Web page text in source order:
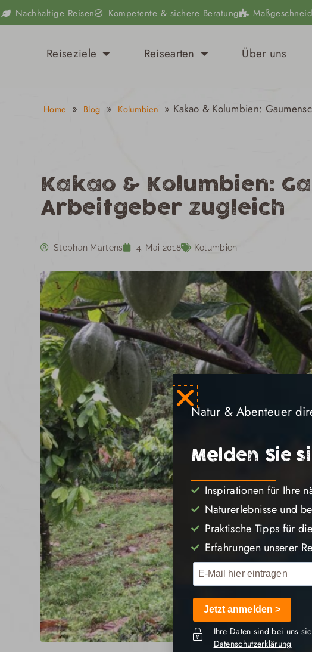
Zum
Inhalt
Nachhaltige Reisen Kompetente & sichere Beratung
Reiseziele Öffne Reiseziele
Reisearten Öffne Reisearten
Über uns
Home » Blog » Kolumbien » Kakao & Kolumbien:
Kakao & Kolumbien:
Arbeitgeber zugleich
Stephan Martens 4. Mai 2018 Kolumbien
Natur & Abenteuer
Melden Sie
Inspirationen für Ihre
Naturerlebnisse und
Praktische Tipps für
Erfahrungen unserer
Jetzt anmelden >
Ihre Daten sind bei uns
Datenschutzerklärung